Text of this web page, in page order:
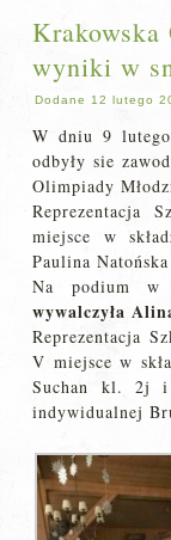
wyniki w
Dodane 12 lutego
W dniu 9
odbyły sie
Olimpiady
Reprezentacja
miejsce w
Paulina
Na podium w
wywalczyła
Reprezentacja
V miejsce w
Suchan kl. 2j
indywidualnej